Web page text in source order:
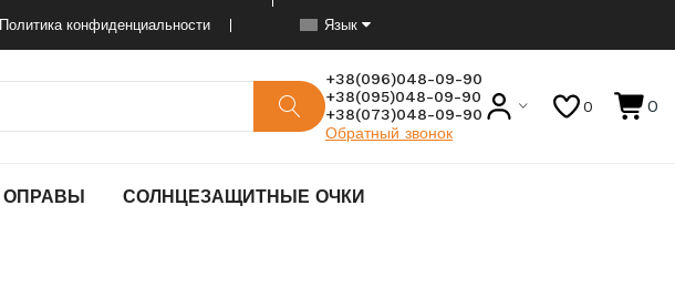
Политика конфиденциальности Язык
+38(096)048-09-90
+38(095)048-09-90
+38(073)048-09-90
Обратный звонок
0 0
ОПРАВЫ СОЛНЦЕЗАЩИТНЫЕ ОЧКИ